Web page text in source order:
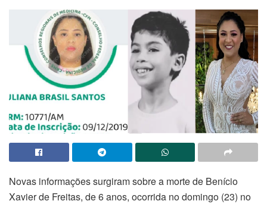
Novas informações surgiram sobre a morte de Benício
Xavier de Freitas, de 6 anos, ocorrida no domingo (23) no